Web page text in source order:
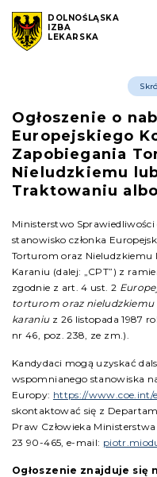
DOLNOŚLĄSKA
IZBA
LEKARSKA
Ogłoszenie o
Europejskiego
Zapobiegania
Nieludzkiemu
Traktowaniu
Ministerstwo
stanowisko członka
Torturom oraz
Karaniu (dalej: „CPT”) z
zgodnie z art. 4 ust. 2
torturom oraz
karaniuz 26 listopada 1987
nr 46, poz. 238, ze zm.).
Kandydaci mogą uzyskać
wspomnianego stanowiska
Europy: https://www.coe.int/
skontaktować się z
Praw Człowieka
23 90-465, e-mail:
Ogłoszenie znajduje